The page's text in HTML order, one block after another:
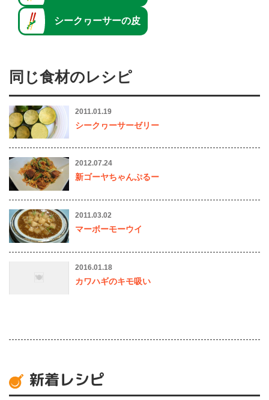
シークヮーサーの皮
同じ食材のレシピ
2011.01.19
シークヮーサーゼリー
2012.07.24
新ゴーヤちゃんぷるー
2011.03.02
マーボーモーウイ
2016.01.18
カワハギのキモ吸い
新着レシピ